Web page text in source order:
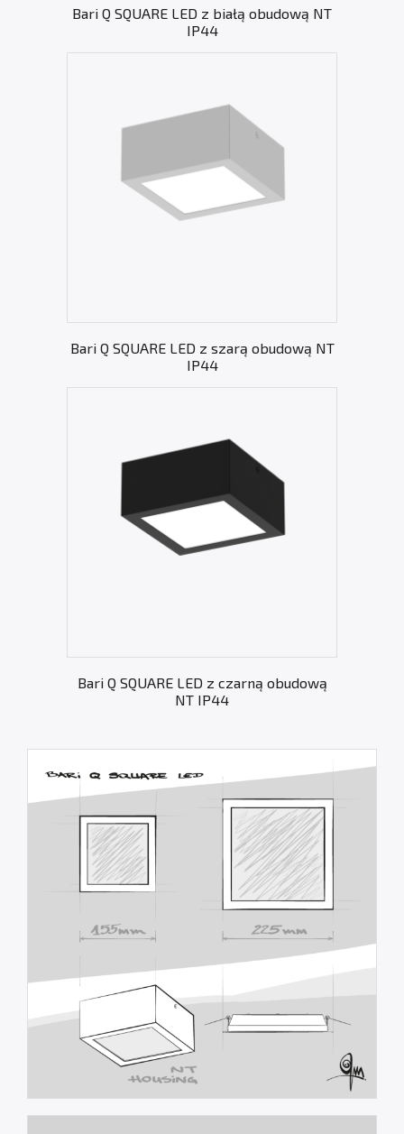
Bari Q SQUARE LED z białą obudową NT
IP44
Bari Q SQUARE LED z szarą obudową NT
IP44
Bari Q SQUARE LED z czarną obudową
NT IP44